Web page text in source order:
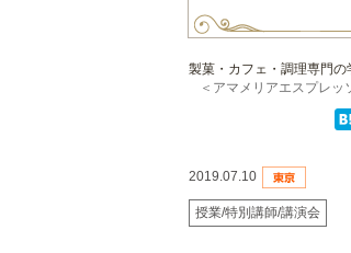
製菓・カフェ・調理専門の
＜アマメリアエスプレ
2019.07.10
授業/特別講師/講演会